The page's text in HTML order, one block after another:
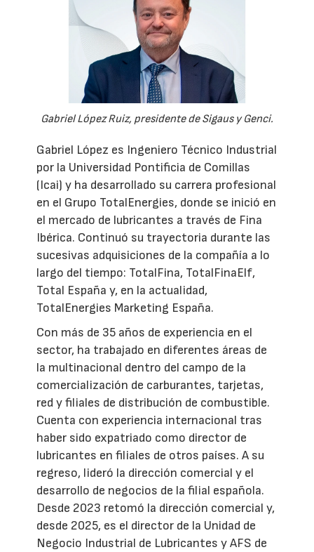
Gabriel López Ruiz, presidente de Sigaus y Genci.
Gabriel López es Ingeniero Técnico Industrial
por la Universidad Pontificia de Comillas
(Icai) y ha desarrollado su carrera profesional
en el Grupo TotalEnergies, donde se inició en
el mercado de lubricantes a través de Fina
Ibérica. Continuó su trayectoria durante las
sucesivas adquisiciones de la compañía a lo
largo del tiempo: TotalFina, TotalFinaElf,
Total España y, en la actualidad,
TotalEnergies Marketing España.
Con más de 35 años de experiencia en el
sector, ha trabajado en diferentes áreas de
la multinacional dentro del campo de la
comercialización de carburantes, tarjetas,
red y filiales de distribución de combustible.
Cuenta con experiencia internacional tras
haber sido expatriado como director de
lubricantes en filiales de otros países. A su
regreso, lideró la dirección comercial y el
desarrollo de negocios de la filial española.
Desde 2023 retomó la dirección comercial y,
desde 2025, es el director de la Unidad de
Negocio Industrial de Lubricantes y AFS de